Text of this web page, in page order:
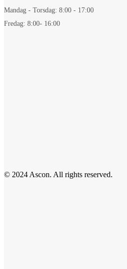
Mandag - Torsdag: 8:00 - 17:00
Fredag: 8:00- 16:00
© 2024 Ascon. All rights reserved.